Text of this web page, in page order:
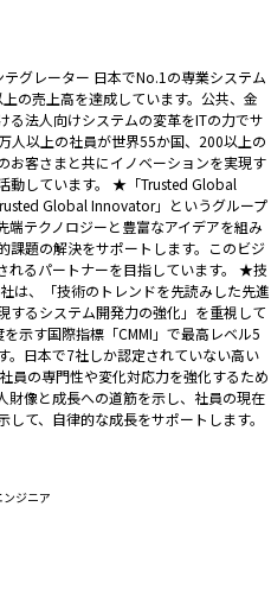
グレーター 日本でNo.1の専業システム
の売上高を達成しています。公共、金
る法人向けシステムの変革をITの力でサ
人以上の社員が世界55か国、200以上の
お客さまと共にイノベーションを実現す
動しています。 ★「Trusted Global
Global Innovator」というグループ
端テクノロジーと豊富なアイデアを組み
課題の解決をサポートします。このビジ
れるパートナーを目指しています。 ★技
は、「技術のトレンドを先読みした先進
するシステム開発力の強化」を重視して
示す国際指標「CMMI」で最高レベル5
。日本で7社しか認定されていない高い
員の専門性や変化対応力を強化するため
財像と成長への道筋を示し、社員の現在
て、自律的な成長をサポートします。
ジニア